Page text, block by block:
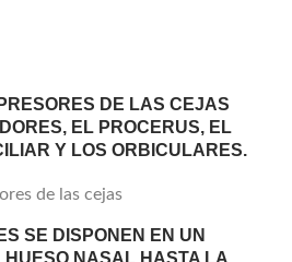
DE LAS CEJAS
EL PROCERUS, EL
Y LOS ORBICULARES.
de las cejas
SE DISPONEN EN UN
NASAL HASTA LA